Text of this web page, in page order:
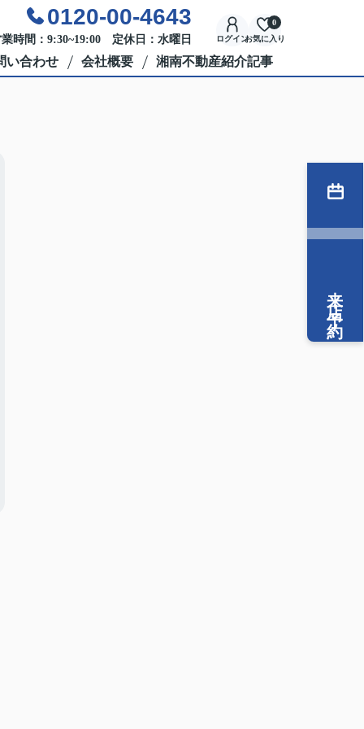
0120-00-4643
時間：9:30~19:00 定休日：水曜日 ログインお気に入り
0
い合わせ 会社概要 湘南不動産紹介記事
来店予約